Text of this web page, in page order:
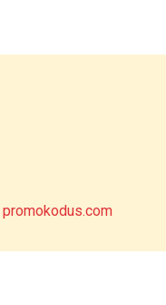
promokodus.com